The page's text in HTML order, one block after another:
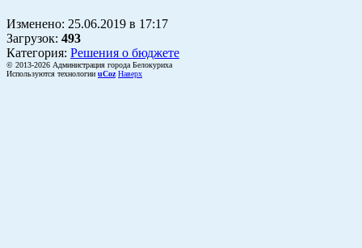
Изменено: 25.06.2019 в 17:17
Загрузок: 493
Категория: Решения о бюджете
© 2013-2026 Администрация города Белокуриха
Используются технологии uCoz Наверх